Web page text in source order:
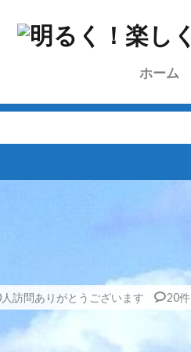
ホーム
訪問ありがとうございます 20件